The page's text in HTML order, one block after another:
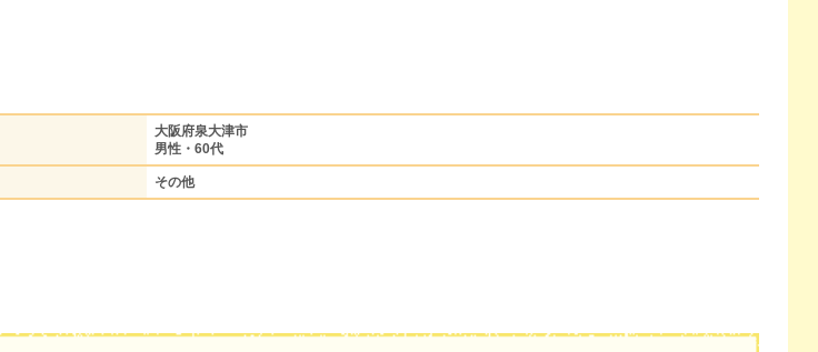
大阪府泉大津市
男性・60代
その他